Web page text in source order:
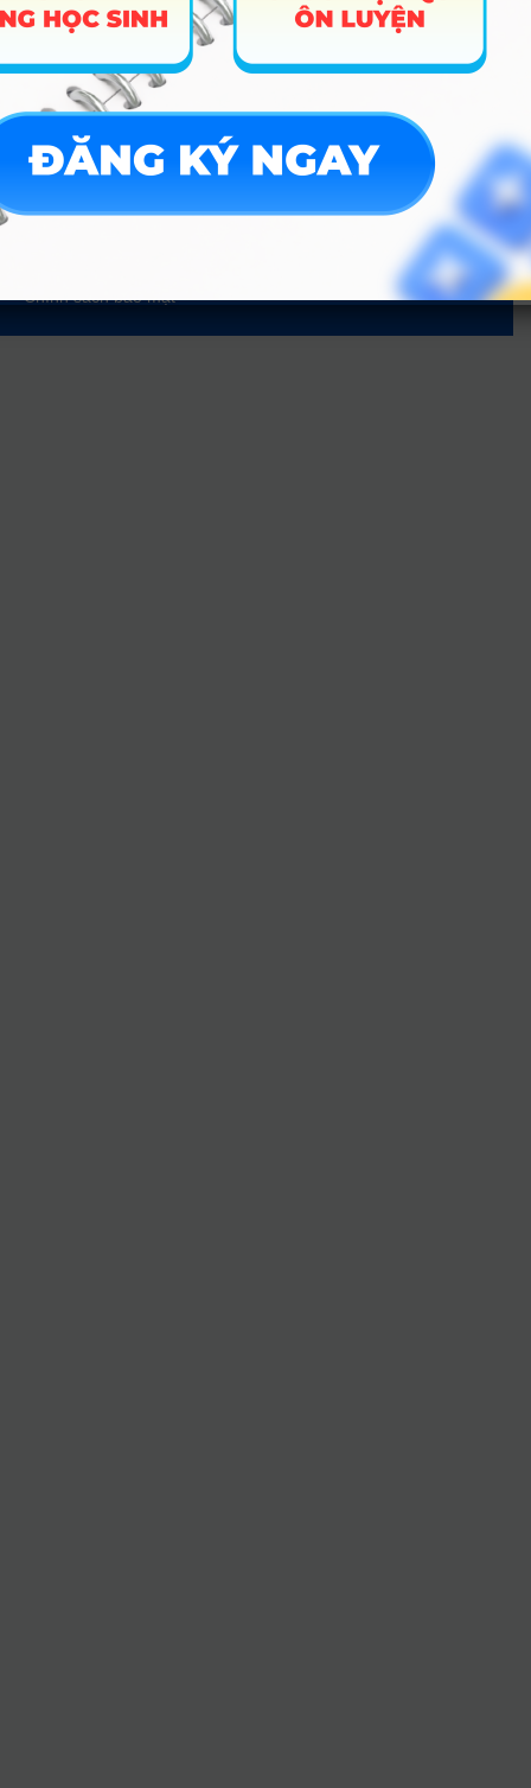
Trắc nghiệm MBTI
Tra cứu đề án tuyển sinh
Tư vấn hướng nghiệp
Tin tức
Tin tuyển sinh vào 10
Về chúng tôi
Chính sách bảo mật